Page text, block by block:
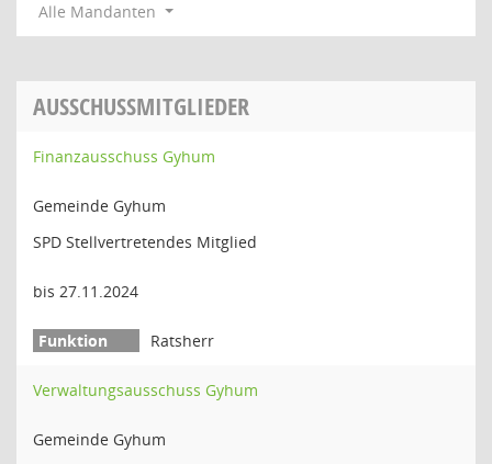
Alle Mandanten
AUSSCHUSSMITGLIEDER
Finanzausschuss Gyhum
Gemeinde Gyhum
SPD Stellvertretendes Mitglied
bis 27.11.2024
Ratsherr
Verwaltungsausschuss Gyhum
Gemeinde Gyhum